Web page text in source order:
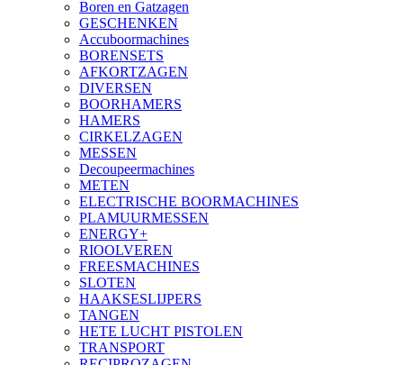
Boren en Gatzagen
GESCHENKEN
Accuboormachines
BORENSETS
AFKORTZAGEN
DIVERSEN
BOORHAMERS
HAMERS
CIRKELZAGEN
MESSEN
Decoupeermachines
METEN
ELECTRISCHE BOORMACHINES
PLAMUURMESSEN
ENERGY+
RIOOLVEREN
FREESMACHINES
SLOTEN
HAAKSESLIJPERS
TANGEN
HETE LUCHT PISTOLEN
TRANSPORT